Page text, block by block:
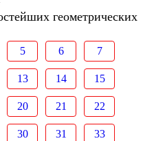
геометрических
5 6 7
13 14 15
20 21 22
30 31 33